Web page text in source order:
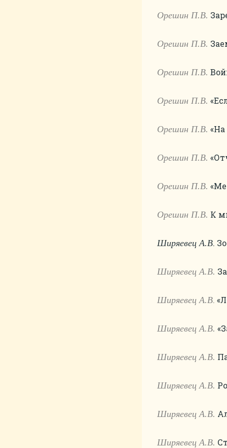
Орешин П.В.
Орешин П.В.
Орешин П.В.
Орешин П.В.
Орешин П.В.
Орешин П.В.
Орешин П.В.
Орешин П.В. К
Ширяевец А.В.
Ширяевец А.В.
Ширяевец А.В.
Ширяевец А.В.
Ширяевец А.В.
Ширяевец А.В.
Ширяевец А.В.
Ширяевец А.В.